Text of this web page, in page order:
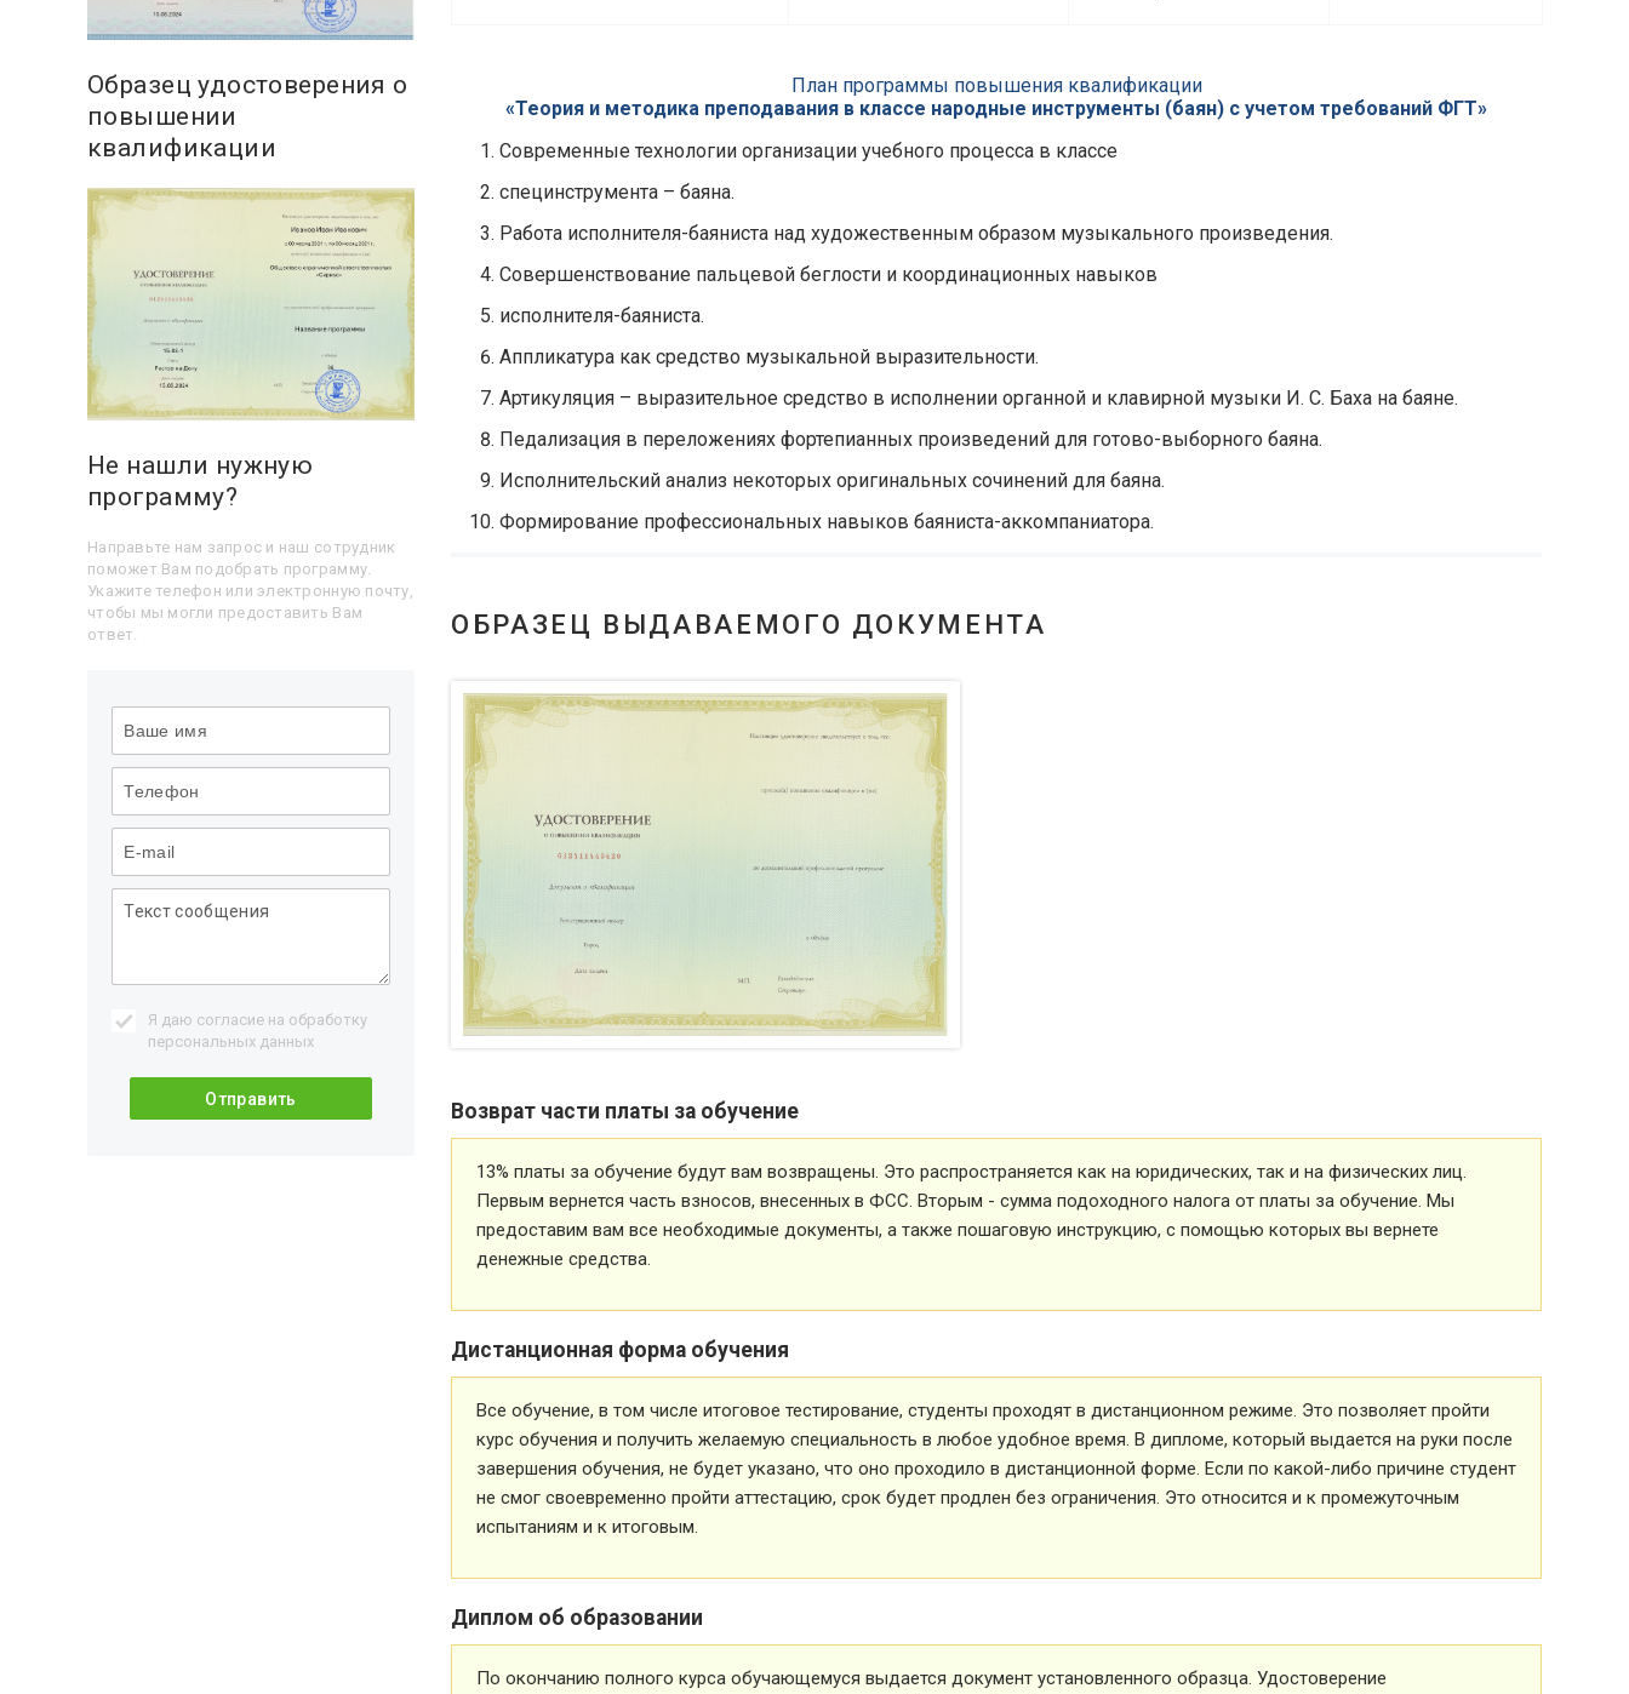
План программы повышения квалификации
«Теория и методика преподавания в классе народные инструменты (баян) с учетом требований ФГТ»
Современные технологии организации учебного процесса в классе
специнструмента – баяна.
Работа исполнителя-баяниста над художественным образом музыкального произведения.
Совершенствование пальцевой беглости и координационных навыков
исполнителя-баяниста.
Аппликатура как средство музыкальной выразительности.
Артикуляция – выразительное средство в исполнении органной и клавирной музыки И. С. Баха на баяне.
Педализация в переложениях фортепианных произведений для готово-выборного баяна.
Исполнительский анализ некоторых оригинальных сочинений для баяна.
Формирование профессиональных навыков баяниста-аккомпаниатора.
ОБРАЗЕЦ ВЫДАВАЕМОГО ДОКУМЕНТА
Возврат части платы за обучение
13% платы за обучение будут вам возвращены. Это распространяется как на юридических, так и на физических лиц.
Первым вернется часть взносов, внесенных в ФСС. Вторым - сумма подоходного налога от платы за обучение. Мы
предоставим вам все необходимые документы, а также пошаговую инструкцию, с помощью которых вы вернете
денежные средства.
Дистанционная форма обучения
Все обучение, в том числе итоговое тестирование, студенты проходят в дистанционном режиме. Это позволяет пройти
курс обучения и получить желаемую специальность в любое удобное время. В дипломе, который выдается на руки после
завершения обучения, не будет указано, что оно проходило в дистанционной форме. Если по какой-либо причине студент
не смог своевременно пройти аттестацию, срок будет продлен без ограничения. Это относится и к промежуточным
испытаниям и к итоговым.
Диплом об образовании
По окончанию полного курса обучающемуся выдается документ установленного образца. Удостоверение
Образец удостоверения о
повышении
квалификации
Не нашли нужную
программу?
Направьте нам запрос и наш сотрудник
поможет Вам подобрать программу.
Укажите телефон или электронную почту,
чтобы мы могли предоставить Вам
ответ.
Я даю согласие на обработку
персональных данных